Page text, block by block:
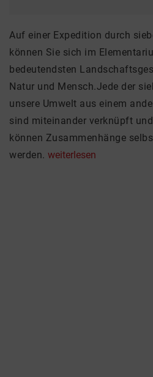
Auf einer Expedition durch
können Sie sich im
bedeutendsten
Natur und Mensch.Jede der
unsere Umwelt aus einem
sind miteinander verknüpft
können Zusammenhänge
werden. weiterlesen